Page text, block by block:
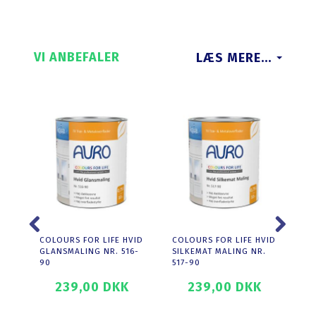
LÆS MERE...
VI ANBEFALER
COLOURS FOR LIFE HVID
GLANSMALING NR. 516-
90
239,00 DKK
COLOURS FOR LIFE HVID
SILKEMAT MALING NR.
517-90
239,00 DKK